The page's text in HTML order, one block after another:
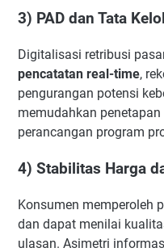
3) PAD dan Tata
Digitalisasi retribusi
pencatatan real-time,
pengurangan potensi
memudahkan
perancangan program
4) Stabilitas Harga
Konsumen memperoleh
dan dapat menilai
ulasan. Asimetri